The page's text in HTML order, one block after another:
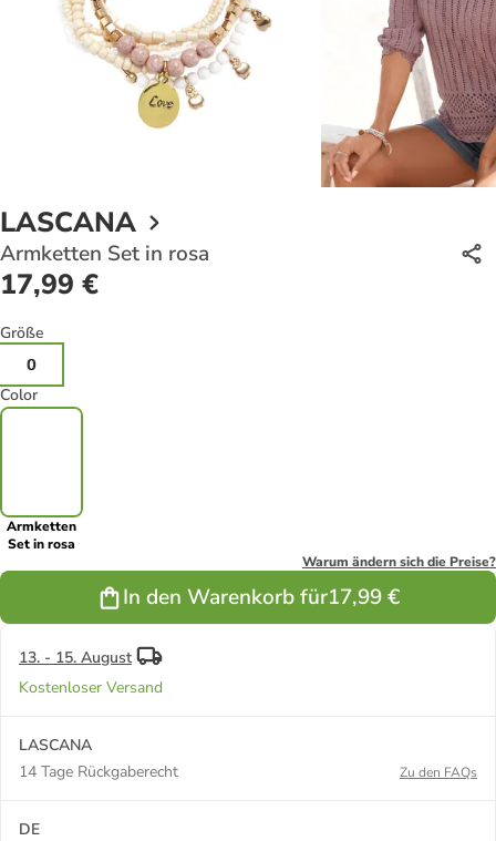
LASCANA
Armketten Set in rosa
17,99 €
Größe
0
Color
Armketten
Set in rosa
Warum ändern sich die Preise?
In den Warenkorb für17,99 €
13. - 15. August
Kostenloser Versand
LASCANA
14 Tage Rückgaberecht
Zu den FAQs
DE